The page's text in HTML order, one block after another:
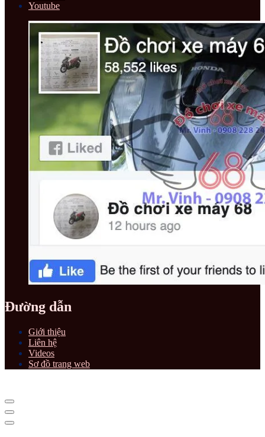
Youtube
Đường dẫn
Giới thiệu
Liên hệ
Videos
Sơ đồ trang web